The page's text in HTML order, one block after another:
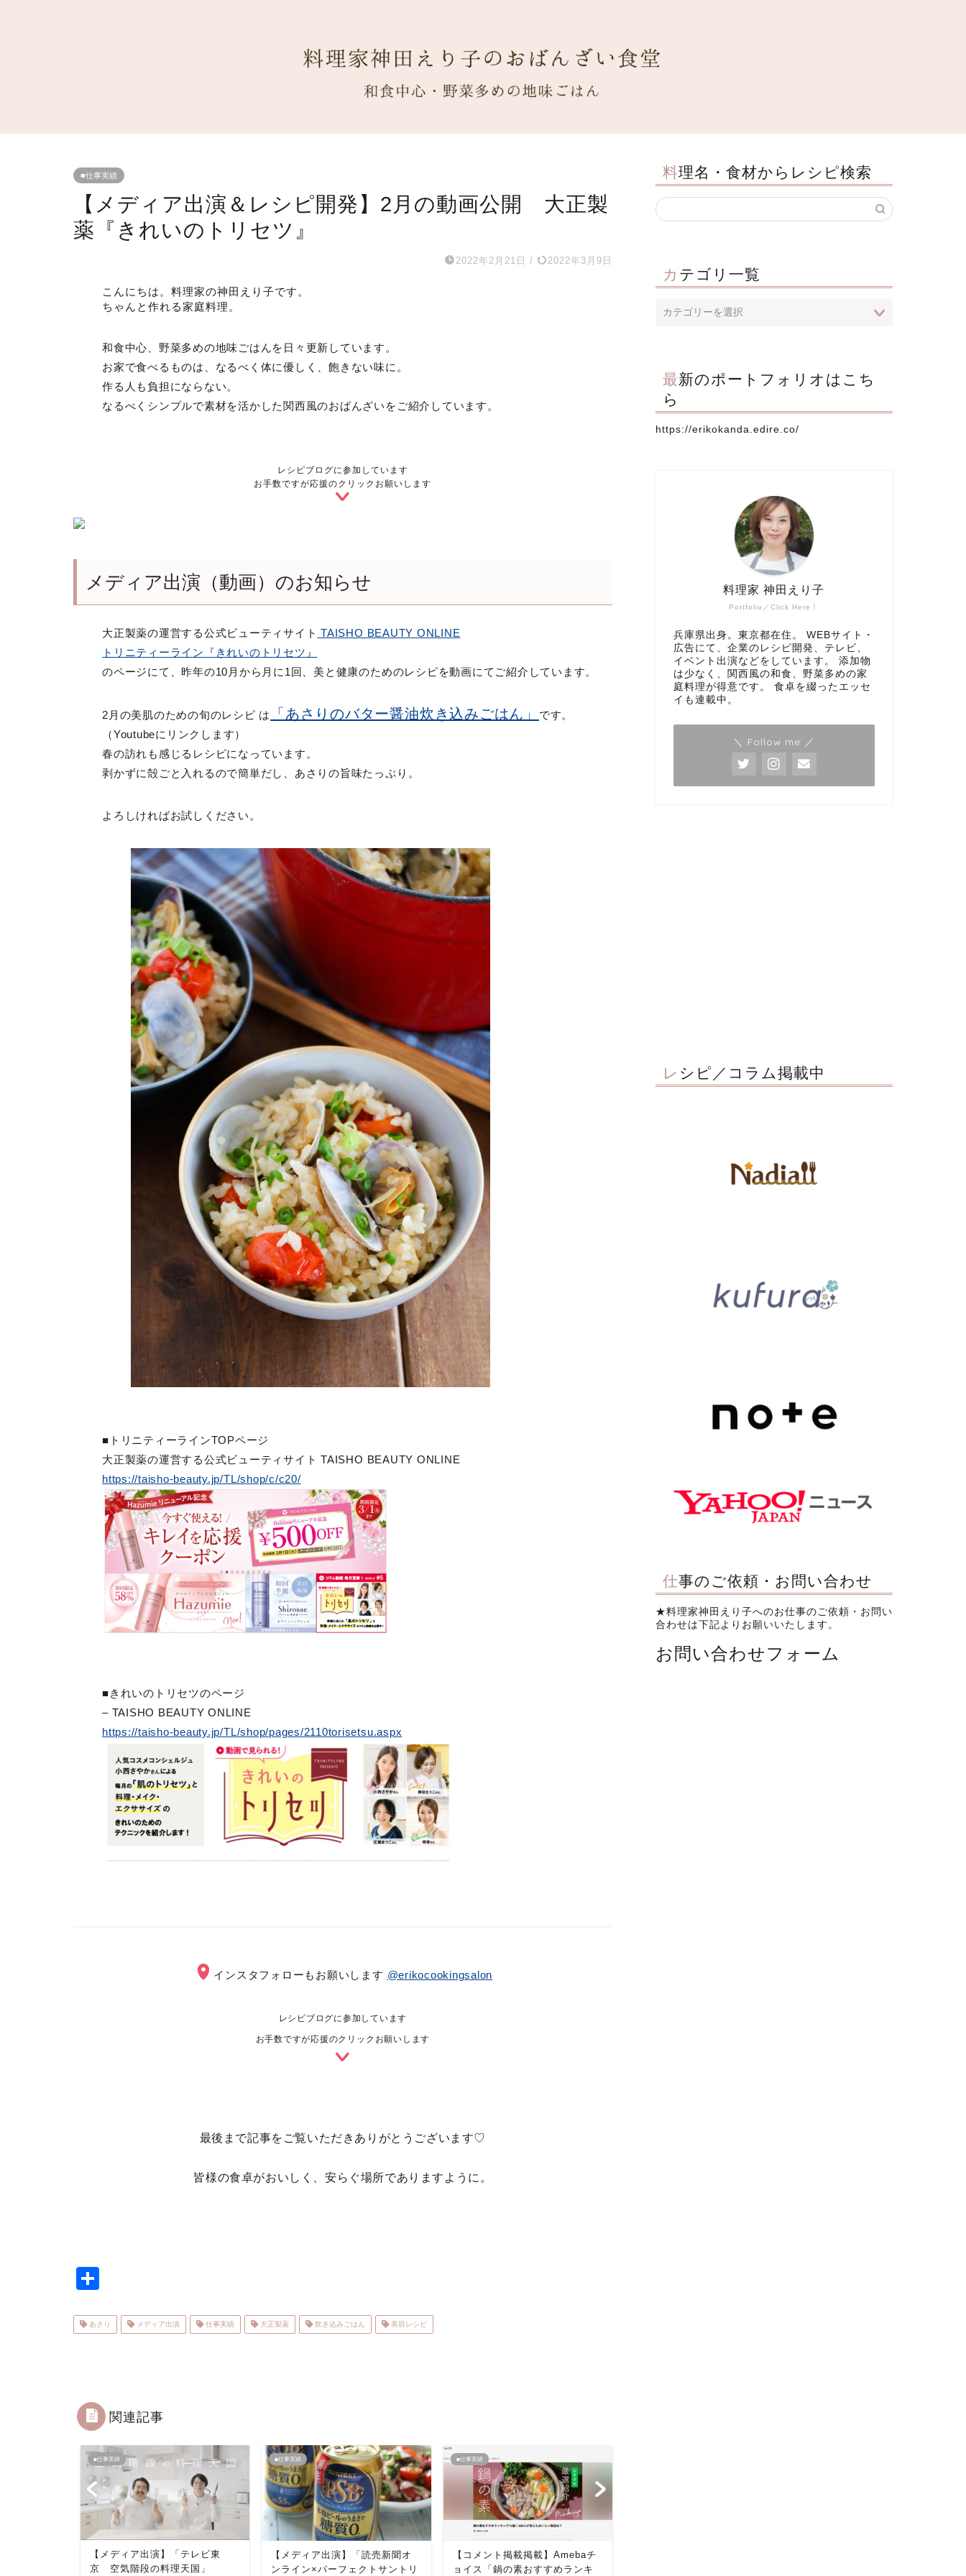
■仕事実績
【メディア出演＆レシピ開発】2月の動画公開 大正製
薬『きれいのトリセツ』
2022年2月21日 / 2022年3月9日
こんにちは。料理家の神田えり子です。
ちゃんと作れる家庭料理。
和食中心、野菜多めの地味ごはんを日々更新しています。
お家で食べるものは、なるべく体に優しく、飽きない味に。
作る人も負担にならない。
なるべくシンプルで素材を活かした関西風のおばんざいをご紹介しています。
レシピブログに参加しています
お手数ですが応援のクリックお願いします
メディア出演（動画）のお知らせ
大正製薬の運営する公式ビューティサイト TAISHO BEAUTY ONLINE
トリニティーライン『きれいのトリセツ』
のページにて、昨年の10月から月に1回、美と健康のためのレシピを動画にてご紹介しています。
2月の美肌のための旬のレシピ は 「あさりのバター醤油炊き込みごはん」
です。
（Youtubeにリンクします）
春の訪れも感じるレシピになっています。
剥かずに殻ごと入れるので簡単だし、あさりの旨味たっぷり。
よろしければお試しください。
■トリニティーラインTOPページ
大正製薬の運営する公式ビューティサイト TAISHO BEAUTY ONLINE
https://taisho-beauty.jp/TL/shop/c/c20/
■きれいのトリセツのページ
– TAISHO BEAUTY ONLINE
https://taisho-beauty.jp/TL/shop/pages/2110torisetsu.aspx
インスタフォローもお願いします @erikocookingsalon
レシピブログに参加しています
お手数ですが応援のクリックお願いします
最後まで記事をご覧いただきありがとうございます♡
皆様の食卓がおいしく、安らぐ場所でありますように。
あさり メディア出演 仕事実績 大正製薬 炊き込みごはん 美容レシピ
関連記事
■仕事実績
【メディア出演】「テレビ東
京 空気階段の料理天国」
■仕事実績
【メディア出演】「読売新聞オ
ンライン×パーフェクトサントリ
■仕事実績
【コメント掲載掲載】Amebaチ
ョイス「鍋の素おすすめランキ
料理名・食材からレシピ検索
カテゴリ一覧
最新のポートフォリオはこち
ら
https://erikokanda.edire.co/
Portfolio／Click Here！
料理家 神田えり子
兵庫県出身。東京都在住。 WEBサイト・
広告にて、企業のレシピ開発、テレビ、
イベント出演などをしています。 添加物
は少なく、関西風の和食、野菜多めの家
庭料理が得意です。 食卓を綴ったエッセ
イも連載中。
＼ Follow me ／
レシピ／コラム掲載中
仕事のご依頼・お問い合わせ
★料理家神田えり子へのお仕事のご依頼・お問い
合わせは下記よりお願いいたします。
お問い合わせフォーム